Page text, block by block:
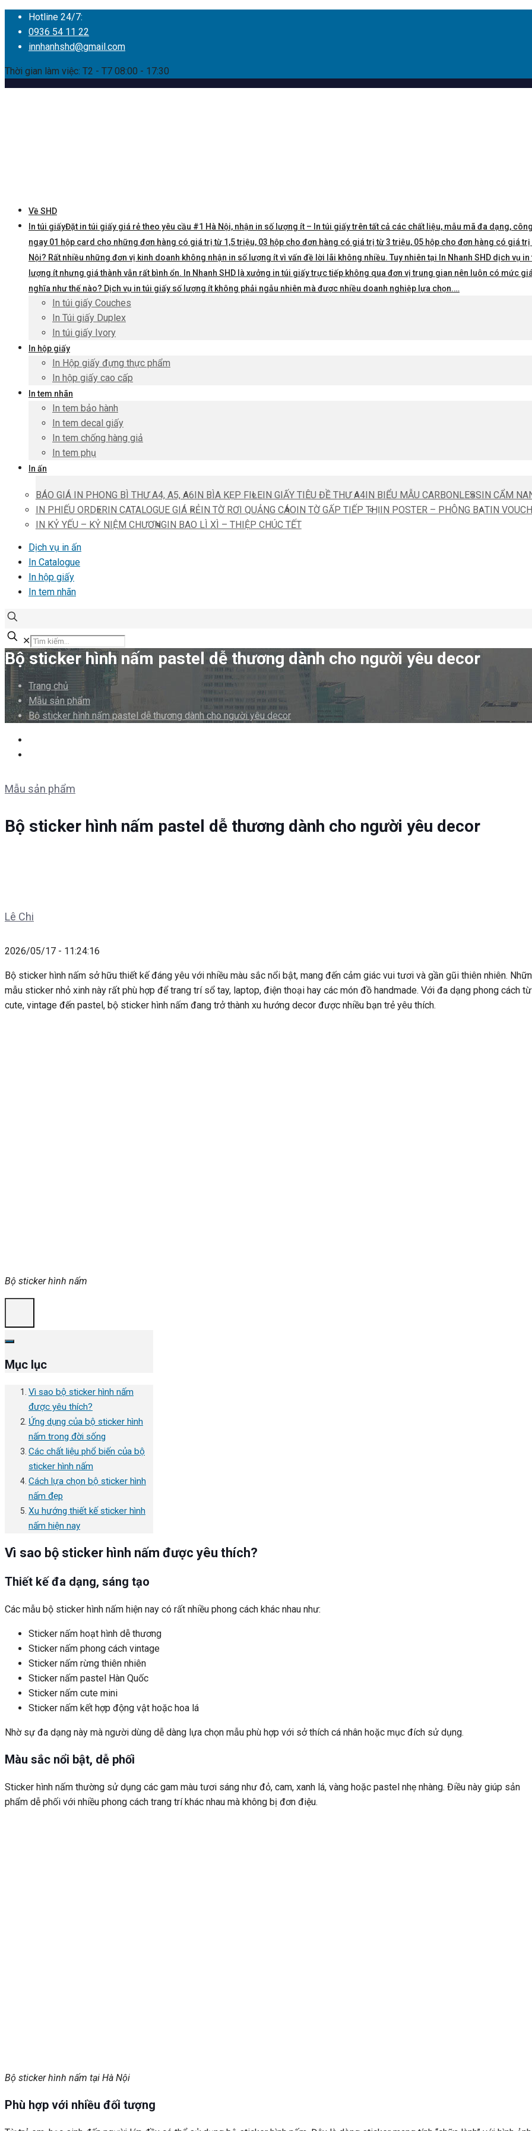
Hotline 24/7:
0936 54 11 22
innhanhshd@gmail.com
Thời gian làm việc: T2 - T7 08:00 - 17:30
Về SHD
In túi giấyĐặt in túi giấy giá rẻ theo yêu cầu #1 Hà Nội, nhận in số lượng ít – In túi giấy trên tất cả các chất liệu, mẫu mã đa dạng,
ngay 01 hộp card cho những đơn hàng có giá trị từ 1,5 triệu, 03 hộp cho đơn hàng có giá trị từ 3 triệu, 05 hộp cho đơn hàng có giá
Nội? Rất nhiều những đơn vị kinh doanh không nhận in số lượng ít vì vấn đề lời lãi không nhiều. Tuy nhiên tại In Nhanh SHD dịch vụ
lượng ít nhưng giá thành vẫn rất bình ổn. In Nhanh SHD là xưởng in túi giấy trực tiếp không qua đơn vị trung gian nên luôn có mức
nghĩa như thế nào? Dịch vụ in túi giấy số lượng ít không phải ngẫu nhiên mà được nhiều doanh nghiệp lựa chọn.…
In túi giấy Couches
In Túi giấy Duplex
In túi giấy Ivory
In hộp giấy
In Hộp giấy đựng thực phẩm
In hộp giấy cao cấp
In tem nhãn
In tem bảo hành
In tem decal giấy
In tem chống hàng giả
In tem phụ
In ấn
BÁO GIÁ IN PHONG BÌ THƯ A4, A5, A6IN BÌA KẸP FILEIN GIẤY TIÊU ĐỀ THƯ A4IN BIỂU MẪU CARBONLESSIN CẨM
IN PHIẾU ORDERIN CATALOGUE GIÁ RẺIN TỜ RƠI QUẢNG CÁOIN TỜ GẤP TIẾP THỊIN POSTER – PHÔNG BẠTIN
IN KỶ YẾU – KỶ NIỆM CHƯƠNGIN BAO LÌ XÌ – THIỆP CHÚC TẾT
Dịch vụ in ấn
In Catalogue
In hộp giấy
In tem nhãn
✕
Bộ sticker hình nấm pastel dễ thương dành cho người yêu decor
Trang chủ
Mẫu sản phẩm
Bộ sticker hình nấm pastel dễ thương dành cho người yêu decor
Mẫu sản phẩm
Bộ sticker hình nấm pastel dễ thương dành cho người yêu decor
Lê Chi
2026/05/17 - 11:24:16
Bộ sticker hình nấm sở hữu thiết kế đáng yêu với nhiều màu sắc nổi bật, mang đến cảm giác vui tươi và gần gũi thiên nhiên.
mẫu sticker nhỏ xinh này rất phù hợp để trang trí sổ tay, laptop, điện thoại hay các món đồ handmade. Với đa dạng phong cách từ
cute, vintage đến pastel, bộ sticker hình nấm đang trở thành xu hướng decor được nhiều bạn trẻ yêu thích.
Bộ sticker hình nấm
Mục lục
Vì sao bộ sticker hình nấm
được yêu thích?
Ứng dụng của bộ sticker hình
nấm trong đời sống
Các chất liệu phổ biến của bộ
sticker hình nấm
Cách lựa chọn bộ sticker hình
nấm đẹp
Xu hướng thiết kế sticker hình
nấm hiện nay
Vì sao bộ sticker hình nấm được yêu thích?
Thiết kế đa dạng, sáng tạo
Các mẫu bộ sticker hình nấm hiện nay có rất nhiều phong cách khác nhau như:
Sticker nấm hoạt hình dễ thương
Sticker nấm phong cách vintage
Sticker nấm rừng thiên nhiên
Sticker nấm pastel Hàn Quốc
Sticker nấm cute mini
Sticker nấm kết hợp động vật hoặc hoa lá
Nhờ sự đa dạng này mà người dùng dễ dàng lựa chọn mẫu phù hợp với sở thích cá nhân hoặc mục đích sử dụng.
Màu sắc nổi bật, dễ phối
Sticker hình nấm thường sử dụng các gam màu tươi sáng như đỏ, cam, xanh lá, vàng hoặc pastel nhẹ nhàng. Điều này giúp sản
phẩm dễ phối với nhiều phong cách trang trí khác nhau mà không bị đơn điệu.
Bộ sticker hình nấm tại Hà Nội
Phù hợp với nhiều đối tượng